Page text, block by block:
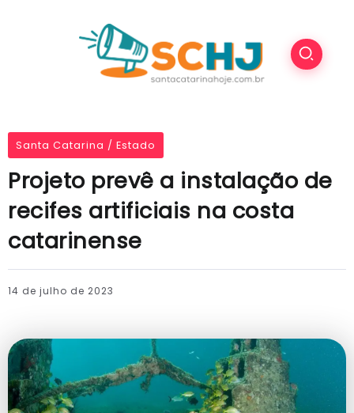
Santa Catarina / Estado
Projeto prevê a instalação de
recifes artificiais na costa
catarinense
14 de julho de 2023